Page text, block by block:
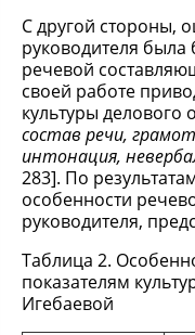
С другой стороны,
руководителя
речевой
своей работе
культуры делового
состав речи,
интонация,
283]. По
особенности
руководителя,
Таблица 2.
показателям
Игебаевой